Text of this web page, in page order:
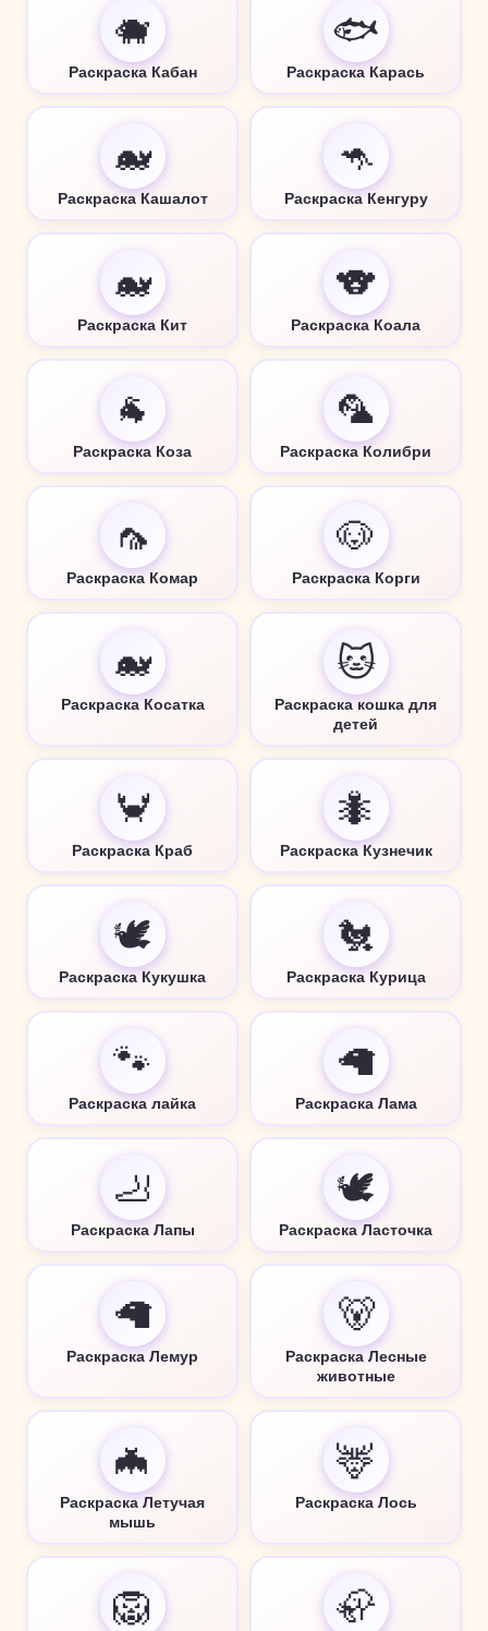
🐗
Раскраска Кабан
🐟
Раскраска Карась
🐋
Раскраска Кашалот
🦘
Раскраска Кенгуру
🐋
Раскраска Кит
🐨
Раскраска Коала
🐐
Раскраска Коза
🦜
Раскраска Колибри
🦟
Раскраска Комар
🐶
Раскраска Корги
🐋
Раскраска Косатка
🐱
Раскраска кошка для
детей
🦀
Раскраска Краб
🐜
Раскраска Кузнечик
🕊️
Раскраска Кукушка
🐔
Раскраска Курица
🐾
Раскраска лайка
🦙
Раскраска Лама
🦶
Раскраска Лапы
🕊️
Раскраска Ласточка
🦙
Раскраска Лемур
🐻
Раскраска Лесные
животные
🦇
Раскраска Летучая
мышь
🦌
Раскраска Лось
🦁 🦣